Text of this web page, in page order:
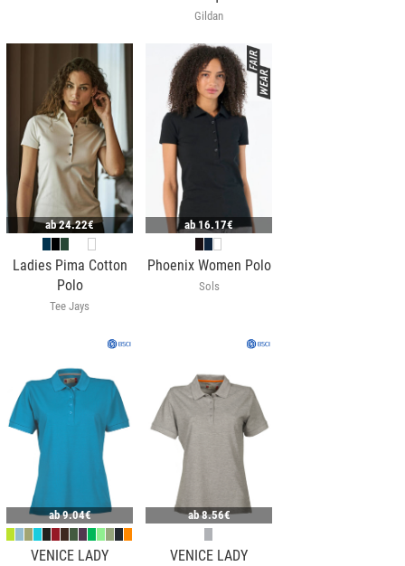
Gildan
ab24.22€
Ladies Pima Cotton
Polo
Tee Jays
ab16.17€
Phoenix Women Polo
Sols
ab9.04€
VENICE LADY
ab8.56€
VENICE LADY